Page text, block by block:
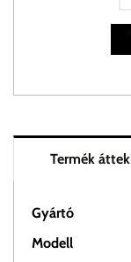
Termék
Gyártó
Modell